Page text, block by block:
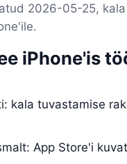
2026-05-25,
iPhone'is
kala tuvastamise
App Store'i